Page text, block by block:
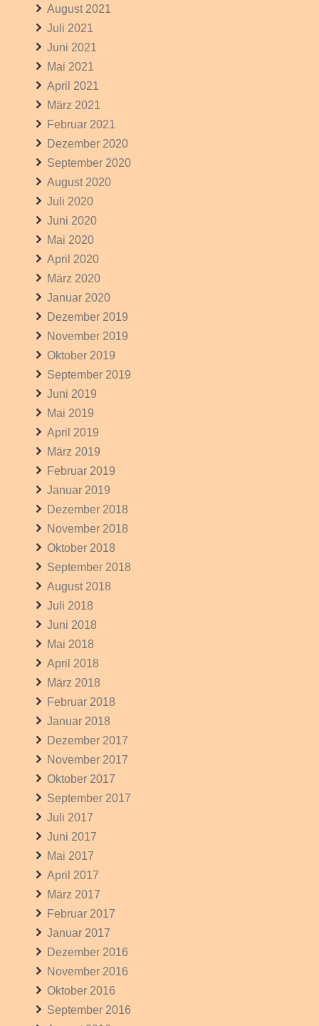
August 2021
Juli 2021
Juni 2021
Mai 2021
April 2021
März 2021
Februar 2021
Dezember 2020
September 2020
August 2020
Juli 2020
Juni 2020
Mai 2020
April 2020
März 2020
Januar 2020
Dezember 2019
November 2019
Oktober 2019
September 2019
Juni 2019
Mai 2019
April 2019
März 2019
Februar 2019
Januar 2019
Dezember 2018
November 2018
Oktober 2018
September 2018
August 2018
Juli 2018
Juni 2018
Mai 2018
April 2018
März 2018
Februar 2018
Januar 2018
Dezember 2017
November 2017
Oktober 2017
September 2017
Juli 2017
Juni 2017
Mai 2017
April 2017
März 2017
Februar 2017
Januar 2017
Dezember 2016
November 2016
Oktober 2016
September 2016